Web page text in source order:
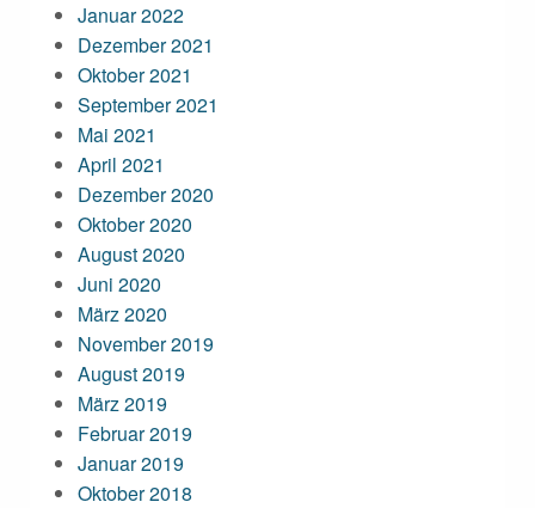
Januar 2022
Dezember 2021
Oktober 2021
September 2021
Mai 2021
April 2021
Dezember 2020
Oktober 2020
August 2020
Juni 2020
März 2020
November 2019
August 2019
März 2019
Februar 2019
Januar 2019
Oktober 2018